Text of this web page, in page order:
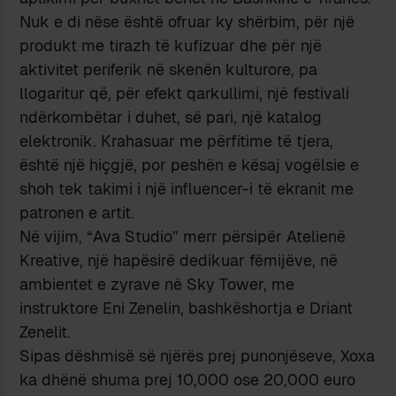
Nuk e di nëse është ofruar ky shërbim, për një
produkt me tirazh të kufizuar dhe për një
aktivitet periferik në skenën kulturore, pa
llogaritur që, për efekt qarkullimi, një festivali
ndërkombëtar i duhet, së pari, një katalog
elektronik. Krahasuar me përfitime të tjera,
është një hiçgjë, por peshën e kësaj vogëlsie e
shoh tek takimi i një influencer-i të ekranit me
patronen e artit.
Në vijim, “Ava Studio” merr përsipër Atelienë
Kreative, një hapësirë ​​dedikuar fëmijëve, në
ambientet e zyrave në Sky Tower, me
instruktore Eni Zenelin, bashkëshortja e Driant
Zenelit.
Sipas dëshmisë së njërës prej punonjëseve, Xoxa
ka dhënë shuma prej 10,000 ose 20,000 euro